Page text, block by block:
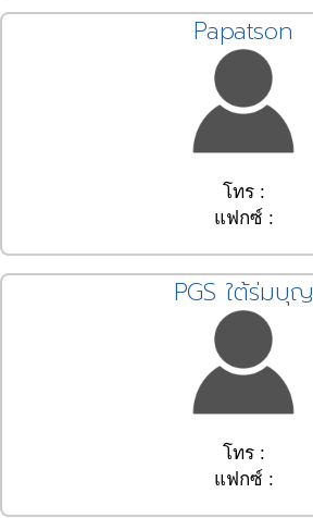
Papatson
โทร :
แฟกซ์ :
PGS ใต้ร่มบุญ
โทร :
แฟกซ์ :